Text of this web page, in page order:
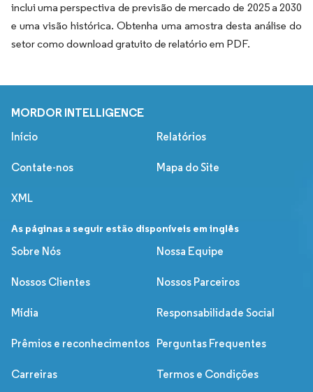
inclui uma perspectiva de previsão de mercado de 2025 a 2030
e uma visão histórica. Obtenha uma amostra desta análise do
setor como download gratuito de relatório em PDF.
MORDOR INTELLIGENCE
Início Relatórios
Contate-nos Mapa do Site
XML
As páginas a seguir estão disponíveis em inglês
Sobre Nós
Nossa Equipe
Nossos Clientes Nossos Parceiros
Mídia Responsabilidade Social
Prêmios e reconhecimentos Perguntas Frequentes
Carreiras Termos e Condições